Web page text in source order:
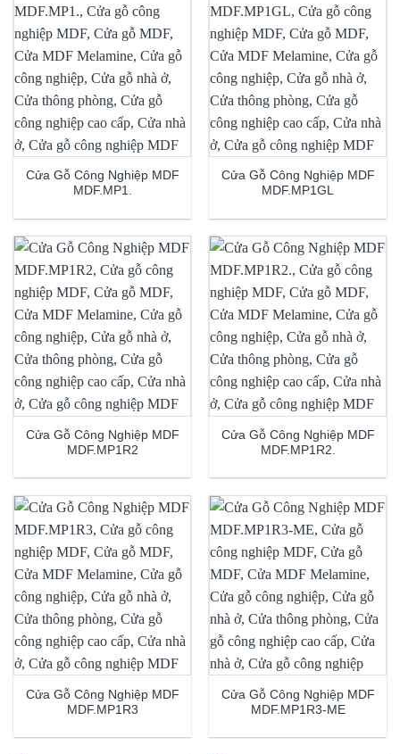
Cửa Gỗ Công Nghiệp MDF
MDF.MP1.
Cửa Gỗ Công Nghiệp MDF
MDF.MP1GL
Cửa Gỗ Công Nghiệp MDF
MDF.MP1R2
Cửa Gỗ Công Nghiệp MDF
MDF.MP1R2.
Cửa Gỗ Công Nghiệp MDF
MDF.MP1R3
Cửa Gỗ Công Nghiệp MDF
MDF.MP1R3-ME